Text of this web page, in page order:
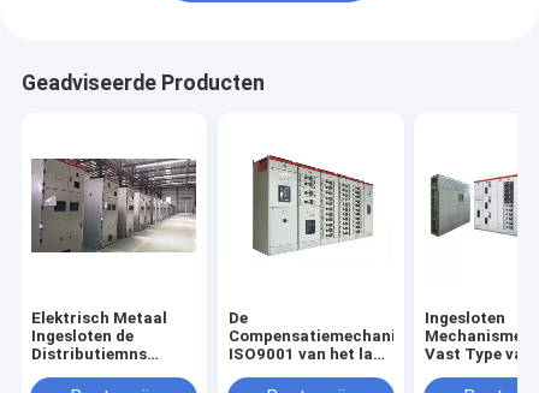
Geadviseerde Producten
Elektrisch Metaal
Ingesloten de
Distributiemns
De
Compensatiemechanisme
ISO9001 van het laag
Ingesloten
Vast Type van